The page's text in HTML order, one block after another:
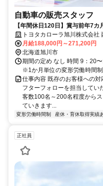
自動車の販売スタッフ
【年間休日120日】賞与前年7
円〜！トヨタカローラ旭川株式会社
月給188,000円～271,200円
北海道旭川市
期間の定め なし 時間 9：20
※1か月単位の変形労働時間
仕事内容 既存のお客様への
フターフォローを担当して
客数100名～200名程度から
ていきます...
変形労働時間制 産休・育休取得実績
正社員